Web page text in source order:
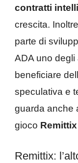
contratti
crescita.
parte di
ADA uno
beneficiare
speculativa e
guarda anche
gioco
Remittix: